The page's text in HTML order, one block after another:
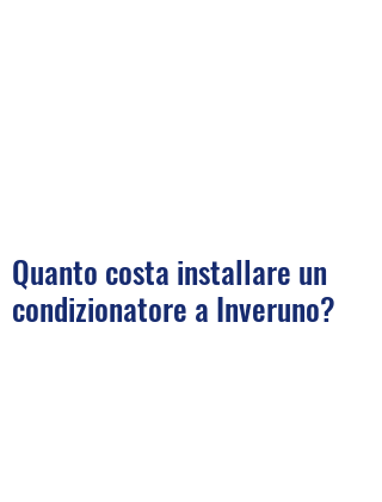
Quanto costa installare un
condizionatore a Inveruno?